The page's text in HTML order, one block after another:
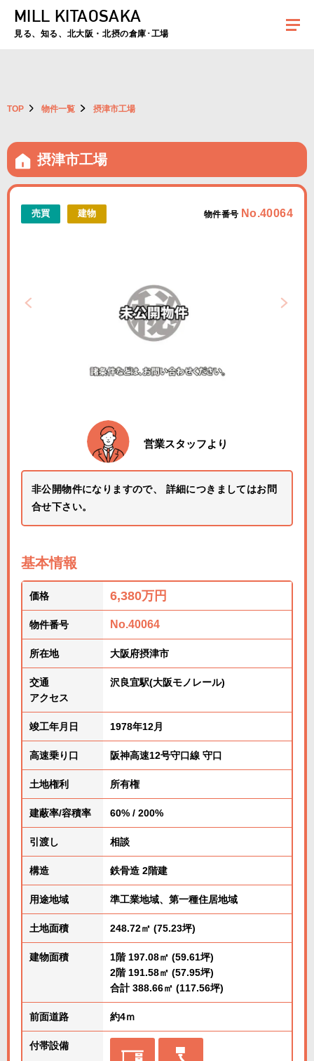
夏季休暇のお知らせ：2026年8月8日(土)～8月16日(日)まで休業とさせていた
MILL KITAOSAKA
見る、知る、北大阪・北摂の倉庫･工場
TOP 物件一覧 摂津市工場
摂津市工場
売買 建物 物件番号 No.40064
営業スタッフより
非公開物件になりますので、 詳細につきましてはお問
合せ下さい。
基本情報
価格 6,380万円
物件番号 No.40064
所在地 大阪府摂津市
交通
アクセス
沢良宜駅(大阪モノレール)
竣工年月日 1978年12月
高速乗り口 阪神高速12号守口線 守口
土地権利 所有権
建蔽率/容積率 60% / 200%
引渡し 相談
構造 鉄骨造 2階建
用途地域 準工業地域、第一種住居地域
土地面積 248.72㎡ (75.23坪)
建物面積
1階 197.08㎡ (59.61坪)
2階 191.58㎡ (57.95坪)
合計 388.66㎡ (117.56坪)
前面道路 約4ｍ
付帯設備